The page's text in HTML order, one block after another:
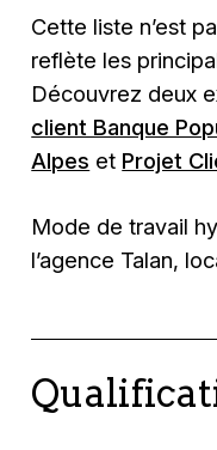
Cette liste n’est
reflète les
Découvrez deux
client Banque
Alpes et Projet
Mode de travail
l’agence Talan,